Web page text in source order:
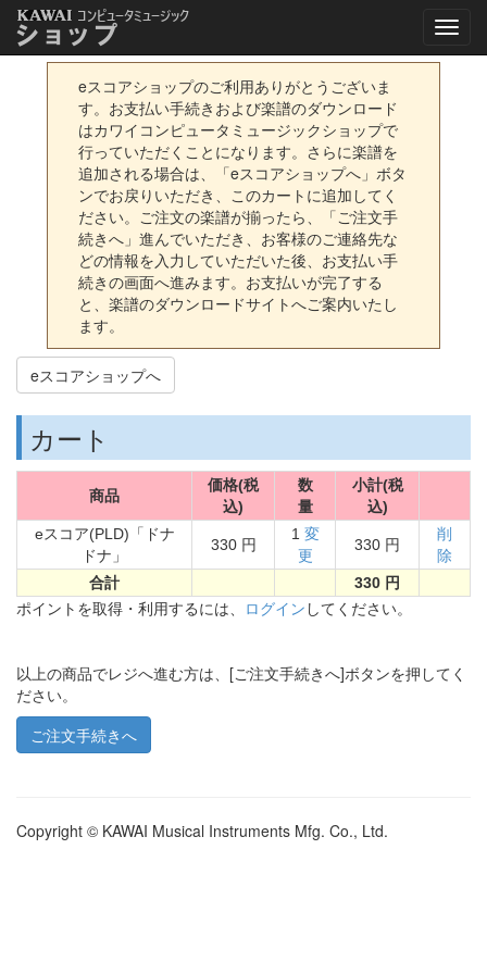
eスコアショップのご利用ありがとうございま
す。お支払い手続きおよび楽譜のダウンロード
はカワイコンピュータミュージックショップで
行っていただくことになります。さらに楽譜を
追加される場合は、「eスコアショップへ」ボタ
ンでお戻りいただき、このカートに追加してく
ださい。ご注文の楽譜が揃ったら、「ご注文手
続きへ」進んでいただき、お客様のご連絡先な
どの情報を入力していただいた後、お支払い手
続きの画面へ進みます。お支払いが完了する
と、楽譜のダウンロードサイトへご案内いたし
ます。
eスコアショップへ
カート
商品
価格(税
込)
数
量
小計(税
込)
eスコア(PLD)「ドナ
ドナ」
330 円
1 変
更
330 円
削
除
合計
330 円
ポイントを取得・利用するには、 ログイン してください。
以上の商品でレジへ進む方は、[ご注文手続きへ]ボタンを押してく
ださい。
Copyright © KAWAI Musical Instruments Mfg. Co., Ltd.